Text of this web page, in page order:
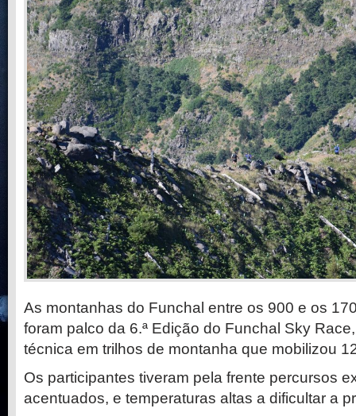
As montanhas do Funchal entre os 900 e os
foram palco da 6.ª Edição do Funchal Sky
técnica em trilhos de montanha que mobilizou
Os participantes tiveram pela frente percursos
acentuados, e temperaturas altas a dificultar a